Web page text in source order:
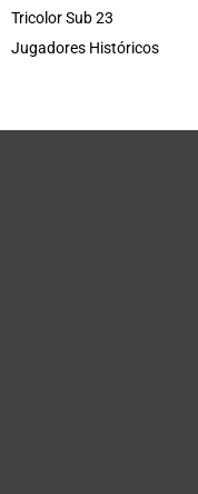
Tricolor Sub 23
Jugadores Históricos